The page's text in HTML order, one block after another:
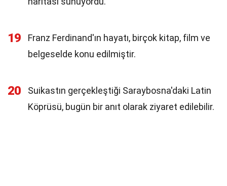
19
Franz Ferdinand'ın hayatı, birçok kitap, film ve
belgeselde konu edilmiştir.
20
Suikastın gerçekleştiği Saraybosna'daki Latin
Köprüsü, bugün bir anıt olarak ziyaret edilebilir.